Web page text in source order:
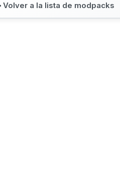
Volver a la lista de modpacks